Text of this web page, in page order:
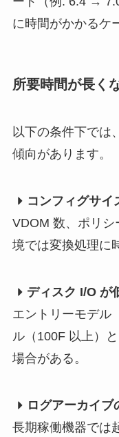
に時間がかかるケ
所要時間が長く
以下の条件下では
傾向があります。
コンフィグサイ
VDOM 数、ポリ
境では変換処理に
ディスク I/O が
エントリーモデル
ル（100F 以上）
場合がある。
ログアーカイブ
長期稼働機器では